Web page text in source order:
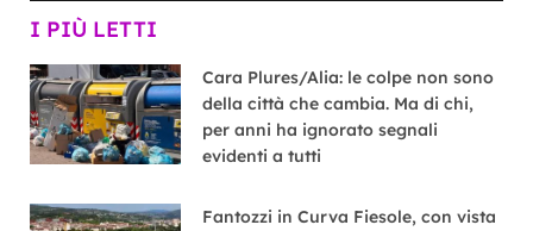
I PIÙ LETTI
Cara Plures/Alia: le colpe non sono
della città che cambia. Ma di chi,
per anni ha ignorato segnali
evidenti a tutti
Fantozzi in Curva Fiesole, con vista